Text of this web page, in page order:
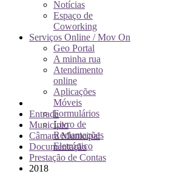
Notícias
Espaço de
Coworking
Serviços Online / Mov On
Geo Portal
A minha rua
Atendimento
online
Aplicações
Móveis
Formulários
Livro de
Reclamações
Eletrónico
Entrada
Município
Câmara Municipal
Documentação
Prestação de Contas
2018